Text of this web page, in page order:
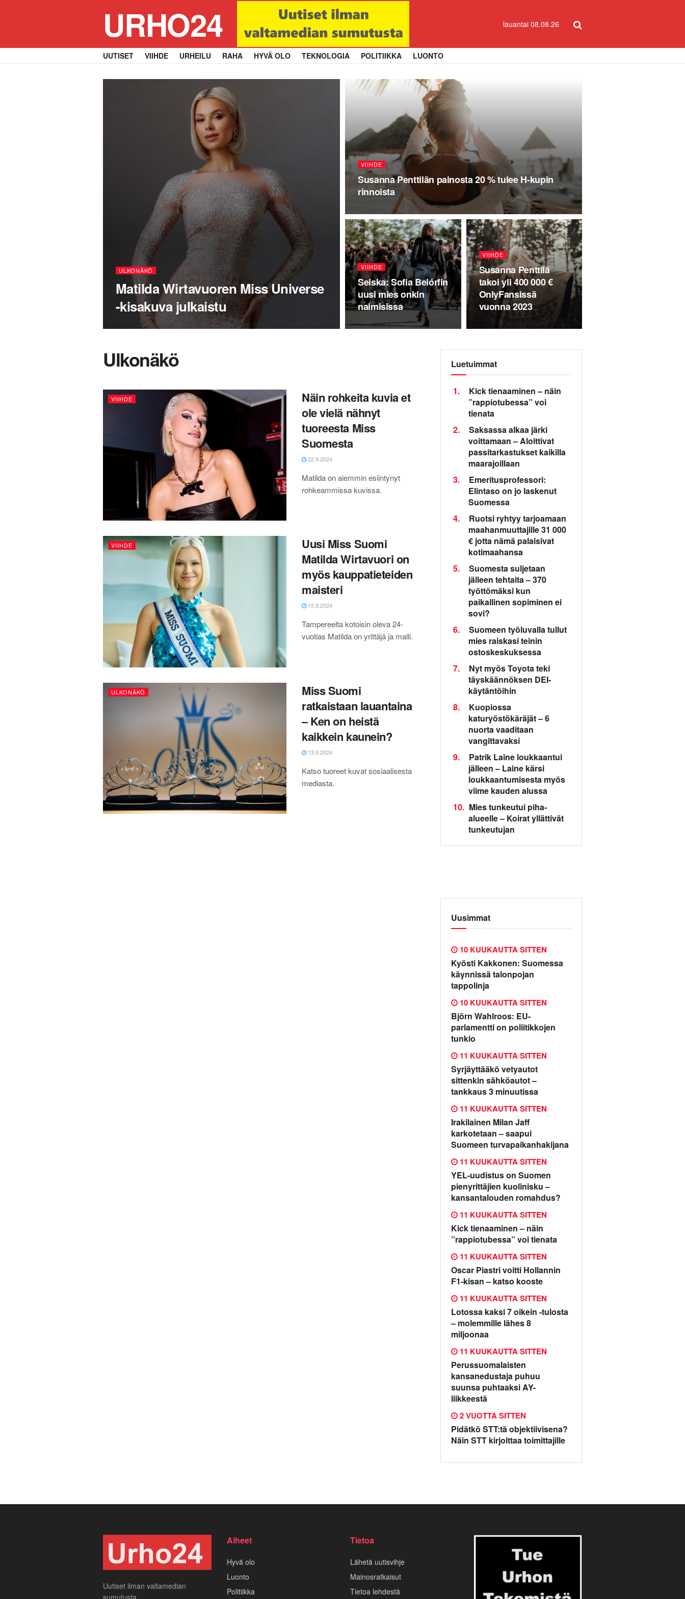
URHO24 lauantai 08.08.26
UUTISET VIIHDE URHEILU RAHA HYVÄ OLO TEKNOLOGIA POLITIIKKA LUONTO
ULKONÄKÖ
Matilda Wirtavuoren Miss Universe
-kisakuva julkaistu
VIIHDE
Susanna Penttilän painosta 20 % tulee H-kupin
rinnoista
VIIHDE
Seiska: Sofia Belórfin
uusi mies onkin
naimisissa
VIIHDE
Susanna Penttilä
takoi yli 400 000 €
OnlyFansissä
vuonna 2023
Ulkonäkö
VIIHDE
Näin rohkeita kuvia et
ole vielä nähnyt
tuoreesta Miss
Suomesta
22.9.2024
Matilda on aiemmin esiintynyt
rohkeammissa kuvissa.
VIIHDE
Uusi Miss Suomi
Matilda Wirtavuori on
myös kauppatieteiden
maisteri
15.9.2024
Tampereelta kotoisin oleva 24-
vuotias Matilda on yrittäjä ja malli.
ULKONÄKÖ
Miss Suomi
ratkaistaan lauantaina
– Ken on heistä
kaikkein kaunein?
13.9.2024
Katso tuoreet kuvat sosiaalisesta
mediasta.
Luetuimmat
1.
Kick tienaaminen – näin
”rappiotubessa” voi
tienata
2.
Saksassa alkaa järki
voittamaan – Aloittivat
passitarkastukset kaikilla
maarajoillaan
3.
Emeritusprofessori:
Elintaso on jo laskenut
Suomessa
4.
Ruotsi ryhtyy tarjoamaan
maahanmuuttajille 31 000
€ jotta nämä palaisivat
kotimaahansa
5.
Suomesta suljetaan
jälleen tehtaita – 370
työttömäksi kun
paikallinen sopiminen ei
sovi?
6.
Suomeen työluvalla tullut
mies raiskasi teinin
ostoskeskuksessa
7.
Nyt myös Toyota teki
täyskäännöksen DEI-
käytäntöihin
8.
Kuopiossa
katuryöstökäräjät – 6
nuorta vaaditaan
vangittavaksi
9.
Patrik Laine loukkaantui
jälleen – Laine kärsi
loukkaantumisesta myös
viime kauden alussa
10. Mies tunkeutui piha-
alueelle – Koirat yllättivät
tunkeutujan
Uusimmat
Kyösti Kakkonen: Suomessa
käynnissä talonpojan
tappolinja
10 KUUKAUTTA SITTEN
Björn Wahlroos: EU-
parlamentti on poliitikkojen
tunkio
10 KUUKAUTTA SITTEN
Syrjäyttääkö vetyautot
sittenkin sähköautot –
tankkaus 3 minuutissa
11 KUUKAUTTA SITTEN
Irakilainen Milan Jaff
karkotetaan – saapui
Suomeen turvapaikanhakijana
11 KUUKAUTTA SITTEN
YEL-uudistus on Suomen
pienyrittäjien kuolinisku –
kansantalouden romahdus?
11 KUUKAUTTA SITTEN
Kick tienaaminen – näin
”rappiotubessa” voi tienata
11 KUUKAUTTA SITTEN
Oscar Piastri voitti Hollannin
F1-kisan – katso kooste
11 KUUKAUTTA SITTEN
Lotossa kaksi 7 oikein -tulosta
– molemmille lähes 8
miljoonaa
11 KUUKAUTTA SITTEN
Perussuomalaisten
kansanedustaja puhuu
suunsa puhtaaksi AY-
liikkeestä
11 KUUKAUTTA SITTEN
Pidätkö STT:tä objektiivisena?
Näin STT kirjoittaa toimittajille
2 VUOTTA SITTEN
Uutiset ilman valtamedian
sumutusta
Aiheet
Hyvä olo
Luonto
Politiikka
Tietoa
Lähetä uutisvihje
Mainosratkaisut
Tietoa lehdestä